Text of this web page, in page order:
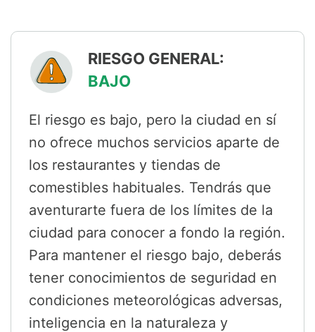
RIESGO GENERAL:
BAJO
El riesgo es bajo, pero la ciudad en sí
no ofrece muchos servicios aparte de
los restaurantes y tiendas de
comestibles habituales. Tendrás que
aventurarte fuera de los límites de la
ciudad para conocer a fondo la región.
Para mantener el riesgo bajo, deberás
tener conocimientos de seguridad en
condiciones meteorológicas adversas,
inteligencia en la naturaleza y